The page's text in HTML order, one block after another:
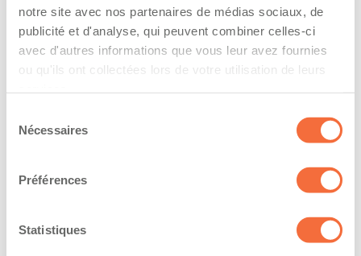
notre site avec nos partenaires de médias sociaux, de
publicité et d'analyse, qui peuvent combiner celles-ci
avec d'autres informations que vous leur avez fournies
ou qu'ils ont collectées lors de votre utilisation de leurs
Nécessaires
Préférences
Statistiques